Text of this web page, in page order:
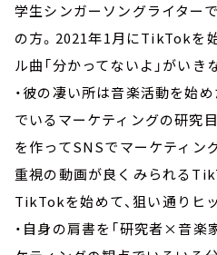
学生シンガーソングライター
の方。2021年1月にTikTokを
ル曲「分かってないよ」がいき
・彼の凄い所は音楽活動を始
でいるマーケティングの研究
を作ってSNSでマーケティン
重視の動画が良くみられる
TikTokを始めて、狙い通りヒ
・自身の肩書を「研究者×音楽